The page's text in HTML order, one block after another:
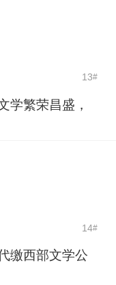
13#
学繁荣昌盛，
14#
缴西部文学公